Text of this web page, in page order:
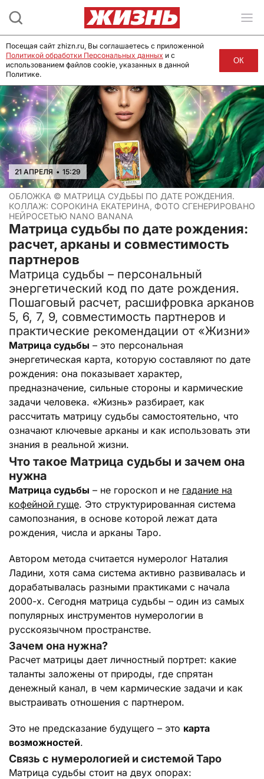
21 АПРЕЛЯ • 15:29
ОБЛОЖКА © МАТРИЦА СУДЬБЫ ПО ДАТЕ РОЖДЕНИЯ.
КОЛЛАЖ: СОРОКИНА ЕКАТЕРИНА, ФОТО СГЕНЕРИРОВАНО
НЕЙРОСЕТЬЮ NANO BANANA
Матрица судьбы по дате рождения:
расчет, арканы и совместимость
партнеров
Матрица судьбы – персональный
энергетический код по дате рождения.
Пошаговый расчет, расшифровка арканов
5, 6, 7, 9, совместимость партнеров и
практические рекомендации от «Жизни»
Матрица судьбы – это персональная
энергетическая карта, которую составляют по дате
рождения: она показывает характер,
предназначение, сильные стороны и кармические
задачи человека. «Жизнь» разбирает, как
рассчитать матрицу судьбы самостоятельно, что
означают ключевые арканы и как использовать эти
знания в реальной жизни.
Что такое Матрица судьбы и зачем она
нужна
Матрица судьбы – не гороскоп и не гадание на
кофейной гуще. Это структурированная система
самопознания, в основе которой лежат дата
рождения, числа и арканы Таро.
Автором метода считается нумеролог Наталия
Ладини, хотя сама система активно развивалась и
дорабатывалась разными практиками с начала
2000-х. Сегодня матрица судьбы – один из самых
популярных инструментов нумерологии в
русскоязычном пространстве.
Зачем она нужна?
Расчет матрицы дает личностный портрет: какие
таланты заложены от природы, где спрятан
денежный канал, в чем кармические задачи и как
выстраивать отношения с партнером.
Это не предсказание будущего – это карта
возможностей.
Связь с нумерологией и системой Таро
Матрица судьбы стоит на двух опорах:
Посещая сайт zhizn.ru, Вы соглашаетесь с приложенной
Политикой обработки Персональных данных и с
использованием файлов cookie, указанных в данной
Политике.
ОК